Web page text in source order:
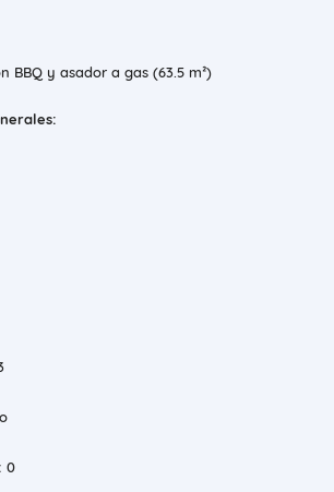
BBQ y asador a gas (63.5 m²)
0